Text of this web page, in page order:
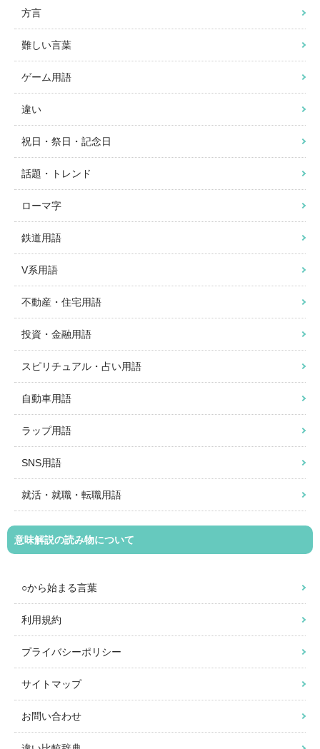
方言
難しい言葉
ゲーム用語
違い
祝日・祭日・記念日
話題・トレンド
ローマ字
鉄道用語
V系用語
不動産・住宅用語
投資・金融用語
スピリチュアル・占い用語
自動車用語
ラップ用語
SNS用語
就活・就職・転職用語
意味解説の読み物について
○から始まる言葉
利用規約
プライバシーポリシー
サイトマップ
お問い合わせ